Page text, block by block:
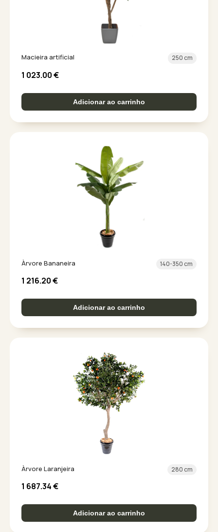
Macieira artificial 250 cm
1 023.00€
Adicionar ao carrinho
Àrvore Bananeira 140-350 cm
1 216.20€
Adicionar ao carrinho
Àrvore Laranjeira 280 cm
1 687.34€
Adicionar ao carrinho